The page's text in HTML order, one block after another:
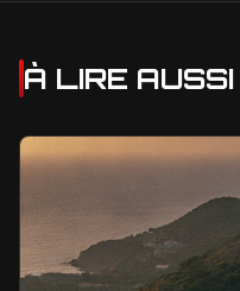
À LIRE AUSSI